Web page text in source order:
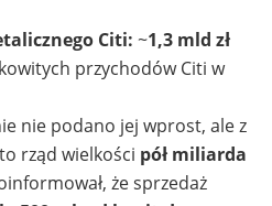
Citi: ~1,3 mld zł
przychodów Citi w
nie podano jej wprost, ale z
rząd wielkości pół miliarda
że sprzedaż